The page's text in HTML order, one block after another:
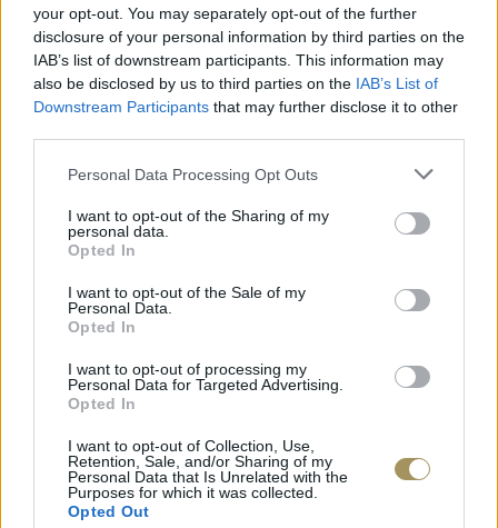
your opt-out. You may separately opt-out of the further
disclosure of your personal information by third parties on the
IAB’s list of downstream participants. This information may
also be disclosed by us to third parties on the IAB’s List of
Downstream Participants that may further disclose it to other
Personal Data Processing Opt Outs
I want to opt-out of the Sharing of my
personal data.
Opted In
I want to opt-out of the Sale of my
Personal Data.
Opted In
I want to opt-out of processing my
Personal Data for Targeted Advertising.
Opted In
I want to opt-out of Collection, Use,
Retention, Sale, and/or Sharing of my
Personal Data that Is Unrelated with the
Purposes for which it was collected.
Opted Out
ΧΡΥΣΌΣ 18 ΚΑΡΑΤΊΩΝ -10%
ΜΟΝΌΠΕΤΡΟ ΔΑΧΤΥΛΊΔΙ ΜΕ
ΔΙΑΜΆΝΤΙ 0.35CT